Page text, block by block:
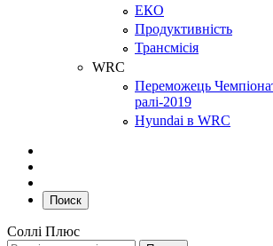
ЕКО
Продуктивність
Трансмісія
WRC
Переможець
ралі-2019
Hyundai в WRC
Поиск
Соллі Плюс